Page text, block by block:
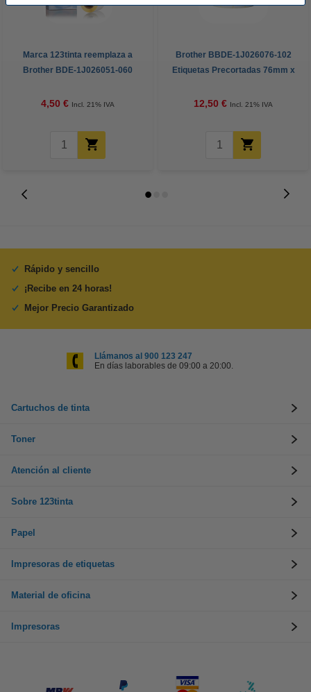
Marca 123tinta reemplaza a
Brother BDE-1J026051-060
x 26 mm
4,50 € Incl. 21% IVA
Brother BBDE-1J026076-102
Etiquetas Precortadas 76mm x
12,50 € Incl. 21% IVA
Rápido y sencillo
¡Recibe en 24 horas!
Mejor Precio Garantizado
Llámanos al 900 123 247
En días laborables de 09:00 a 20:00.
Cartuchos de tinta
Toner
Atención al cliente
Sobre 123tinta
Papel
Impresoras de etiquetas
Material de oficina
Impresoras